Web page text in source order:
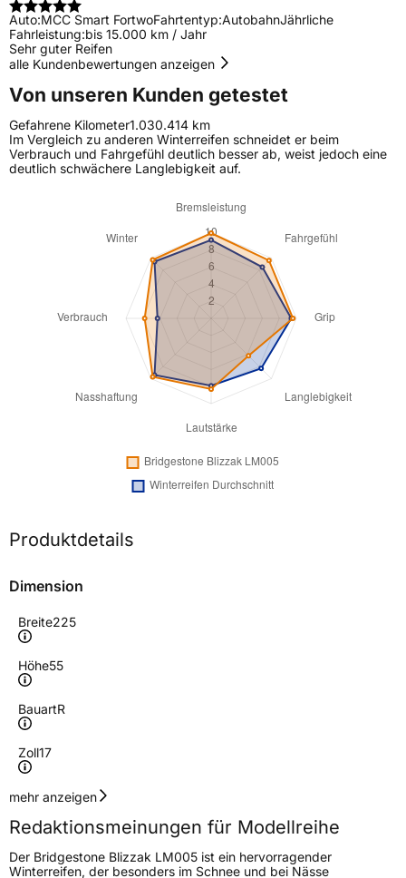
Auto:MCC Smart FortwoFahrtentyp:AutobahnJährliche
Fahrleistung:bis 15.000 km / Jahr
Sehr guter Reifen
alle Kundenbewertungen anzeigen
Von unseren Kunden getestet
Gefahrene Kilometer1.030.414 km
Im Vergleich zu anderen Winterreifen schneidet er beim
Verbrauch und Fahrgefühl deutlich besser ab, weist jedoch eine
deutlich schwächere Langlebigkeit auf.
Produktdetails
Dimension
Breite225
Höhe55
BauartR
Zoll17
Geschwindigkeitsindex
Höchstgeschwindigkeit
240 km/h
Lastindex101
mehr anzeigen
Redaktionsmeinungen für Modellreihe
Der Bridgestone Blizzak LM005 ist ein hervorragender
Winterreifen, der besonders im Schnee und bei Nässe